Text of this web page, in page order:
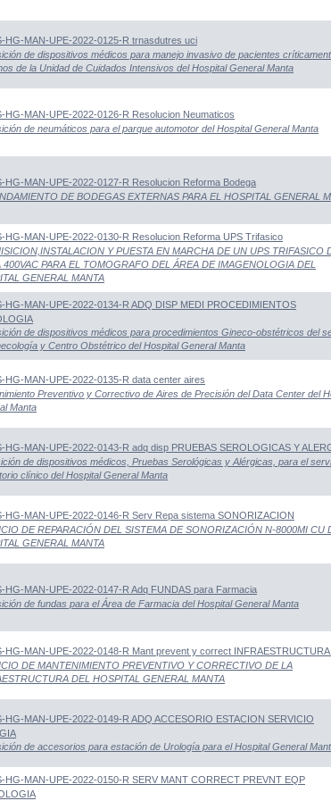
HG-MAN-UPE-2022-0125-R trnasdutres uci
de dispositivos médicos para manejo invasivo de pacientes
de la Unidad de Cuidados Intensivos del Hospital General Manta
HG-MAN-UPE-2022-0126-R Resolucion Neumaticos
de neumáticos para el parque automotor del Hospital General Manta
HG-MAN-UPE-2022-0127-R Resolucion Reforma Bodega
DE BODEGAS EXTERNAS PARA EL HOSPITAL GENERAL
HG-MAN-UPE-2022-0130-R Resolucion Reforma UPS Trifasico
Y PUESTA EN MARCHA DE UN UPS TRIFASICO
400VAC PARA EL TOMOGRAFO DEL ÁREA DE IMAGENOLOGIA DEL
GENERAL MANTA
HG-MAN-UPE-2022-0134-R ADQ DISP MEDI PROCEDIMIENTOS
de dispositivos médicos para procedimientos Gineco-obstétricos del
y Centro Obstétrico del Hospital General Manta
HG-MAN-UPE-2022-0135-R data center aires
Preventivo y Correctivo de Aires de Precisión del Data Center del
Manta
HG-MAN-UPE-2022-0143-R adq disp PRUEBAS SEROLOGICAS Y
de dispositivos médicos, Pruebas Serológicas y Alérgicas, para el
clínico del Hospital General Manta
HG-MAN-UPE-2022-0146-R Serv Repa sistema SONORIZACION
DE REPARACIÓN DEL SISTEMA DE SONORIZACIÓN N-8000MI CU
GENERAL MANTA
HG-MAN-UPE-2022-0147-R Adq FUNDAS para Farmacia
de fundas para el Área de Farmacia del Hospital General Manta
HG-MAN-UPE-2022-0148-R Mant prevent y correct
DE MANTENIMIENTO PREVENTIVO Y CORRECTIVO DE LA
DEL HOSPITAL GENERAL MANTA
HG-MAN-UPE-2022-0149-R ADQ ACCESORIO ESTACION SERVICIO
de accesorios para estación de Urología para el Hospital General
HG-MAN-UPE-2022-0150-R SERV MANT CORRECT PREVNT EQP